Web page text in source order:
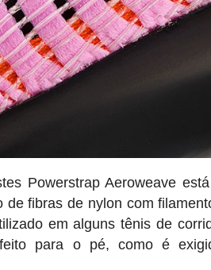
Powerstrap Aeroweave
fibras de nylon com
em alguns tênis de
para o pé, como é